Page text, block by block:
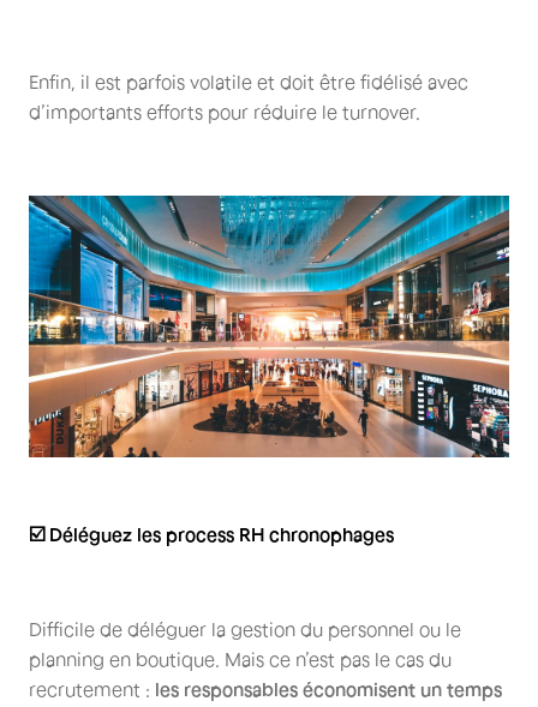
Enfin, il est parfois volatile et doit être fidélisé avec
d’importants efforts pour réduire le turnover.
☑️ Déléguez les process RH chronophages
Difficile de déléguer la gestion du personnel ou le
planning en boutique. Mais ce n’est pas le cas du
recrutement : les responsables économisent un temps